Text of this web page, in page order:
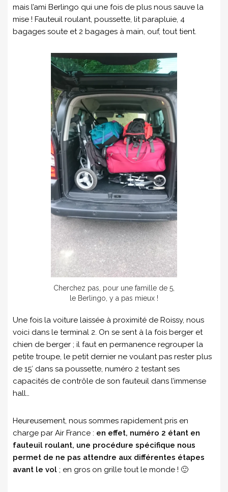
mais l’ami Berlingo qui une fois de plus nous sauve la
mise ! Fauteuil roulant, poussette, lit parapluie, 4
bagages soute et 2 bagages à main, ouf, tout tient.
Cherchez pas, pour une famille de 5,
le Berlingo, y a pas mieux !
Une fois la voiture laissée à proximité de Roissy, nous
voici dans le terminal 2. On se sent à la fois berger et
chien de berger ; il faut en permanence regrouper la
petite troupe, le petit dernier ne voulant pas rester plus
de 15′ dans sa poussette, numéro 2 testant ses
capacités de contrôle de son fauteuil dans l’immense
hall…
Heureusement, nous sommes rapidement pris en
charge par Air France : en effet, numéro 2 étant en
fauteuil roulant, une procédure spécifique nous
permet de ne pas attendre aux différentes étapes
avant le vol ; en gros on grille tout le monde ! 🙂